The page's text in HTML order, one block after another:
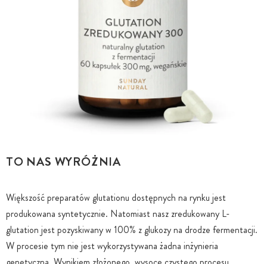
TO NAS WYRÓŻNIA
Większość preparatów glutationu dostępnych na rynku jest
produkowana syntetycznie. Natomiast nasz zredukowany L-
glutation jest pozyskiwany w 100% z glukozy na drodze fermentacji.
W procesie tym nie jest wykorzystywana żadna inżynieria